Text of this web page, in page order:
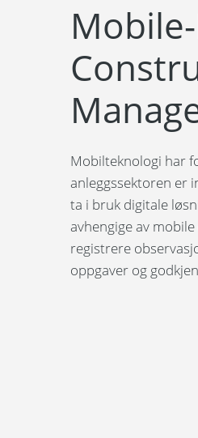
Mobilteknologi har
anleggssektoren er
ta i bruk digitale
avhengige av
registrere
oppgaver og